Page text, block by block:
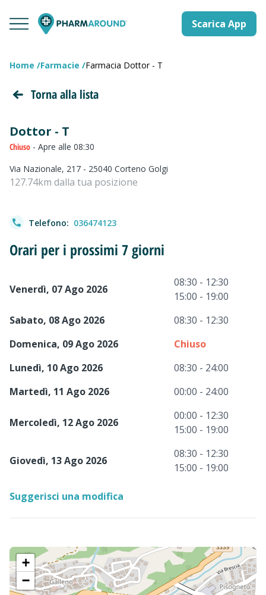
Scarica App
Home Farmacie Farmacia Dottor - T
Torna alla lista
Dottor - T
Chiuso - Apre alle 08:30
Via Nazionale, 217 - 25040 Corteno Golgi
127.74km dalla tua posizione
Telefono: 036474123
Orari per i prossimi 7 giorni
Venerdì, 07 Ago 2026
08:30 - 12:30
15:00 - 19:00
Sabato, 08 Ago 2026
08:30 - 12:30
Domenica, 09 Ago 2026
Chiuso
Lunedì, 10 Ago 2026
08:30 - 24:00
Martedì, 11 Ago 2026
00:00 - 24:00
Mercoledì, 12 Ago 2026
00:00 - 12:30
15:00 - 19:00
Giovedì, 13 Ago 2026
08:30 - 12:30
15:00 - 19:00
Suggerisci una modifica
+
−